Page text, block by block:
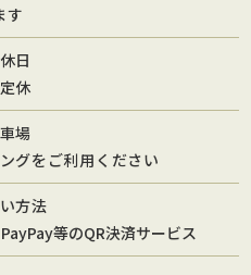
す
日
休
場
グをご利用ください
方法
等のQR決済サービス